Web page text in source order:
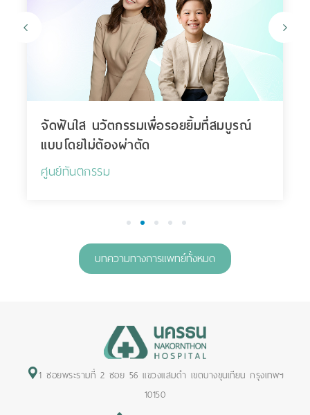
จัดฟันใส นวัตกรรมเพื่อรอยยิ้มที่สมบูรณ์
แบบโดยไม่ต้องผ่าตัด
ศูนย์ทันตกรรม
1 2 3 4 5
บทความทางการแพทย์ทั้งหมด
1 ซอยพระรามที่ 2 ซอย 56 แขวงแสมดำ เขตบางขุนเทียน กรุงเทพฯ
10150